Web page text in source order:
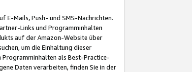
E-Mails, Push- und SMS-Nachrichten.
Links und Programminhalten
auf der Amazon-Website über
um die Einhaltung dieser
als Best-Practice-
Daten verarbeiten, finden Sie in der